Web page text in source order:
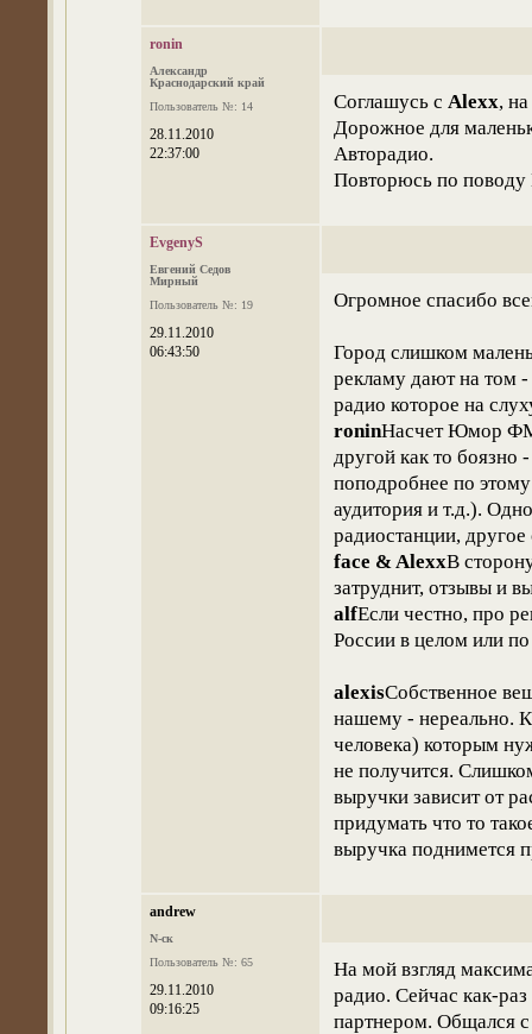
ronin
Александр
Краснодарский край
Пользователь №: 14
28.11.2010
22:37:00
Соглашусь с Alexx,
Дорожное для
Авторадио.
Повторюсь по
EvgenyS
Евгений Седов
Мирный
Пользователь №: 19
29.11.2010
06:43:50
Огромное спасибо
Город слишком
рекламу дают на том -
радио которое на
roninНасчет Юмор ФМ
другой как то
поподробнее по
аудитория и т.д.).
радиостанции,
face & AlexxВ
затруднит, отзывы и
alfЕсли честно, про
России в целом или
alexisСобственное
нашему - нереально.
человека) которым
не получится.
выручки зависит от
придумать что то
выручка поднимется
andrew
N-ск
Пользователь №: 65
29.11.2010
09:16:25
На мой взгляд
радио. Сейчас как-
партнером. Общался с